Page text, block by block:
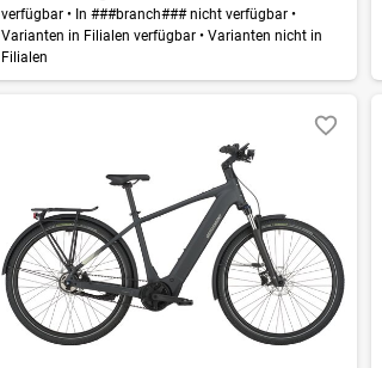
verfügbar• In ###branch### nicht verfügbar•
Varianten in Filialen verfügbar• Varianten nicht in
Filialen